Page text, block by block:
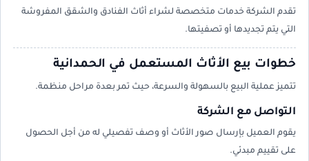
تقدم الشركة خدمات متخصصة لشراء أثاث الفنادق والشقق المفروشة
التي يتم تجديدها أو تصفيتها.
خطوات بيع الأثاث المستعمل في الحمدانية
تتميز عملية البيع بالسهولة والسرعة، حيث تمر بعدة مراحل منظمة.
التواصل مع الشركة
يقوم العميل بإرسال صور الأثاث أو وصف تفصيلي له من أجل الحصول
على تقييم مبدئي.